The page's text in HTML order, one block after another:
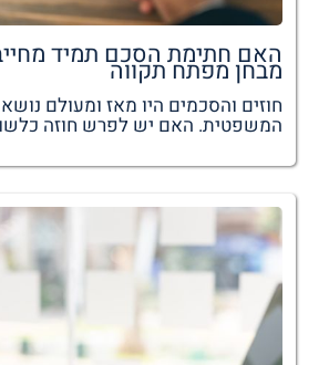
האם חתימת הסכם תמיד
מבחן מפתח תקווה
חוזים והסכמים היו מאז ומעולם
המשפטית. האם יש לפרש חוזה